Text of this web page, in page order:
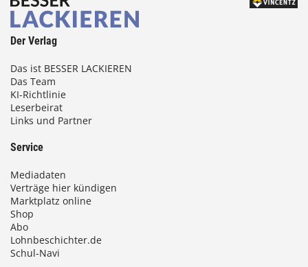
Der Verlag
Das ist BESSER LACKIEREN
Das Team
KI-Richtlinie
Leserbeirat
Links und Partner
Service
Mediadaten
Verträge hier kündigen
Marktplatz online
Shop
Abo
Lohnbeschichter.de
Schul-Navi